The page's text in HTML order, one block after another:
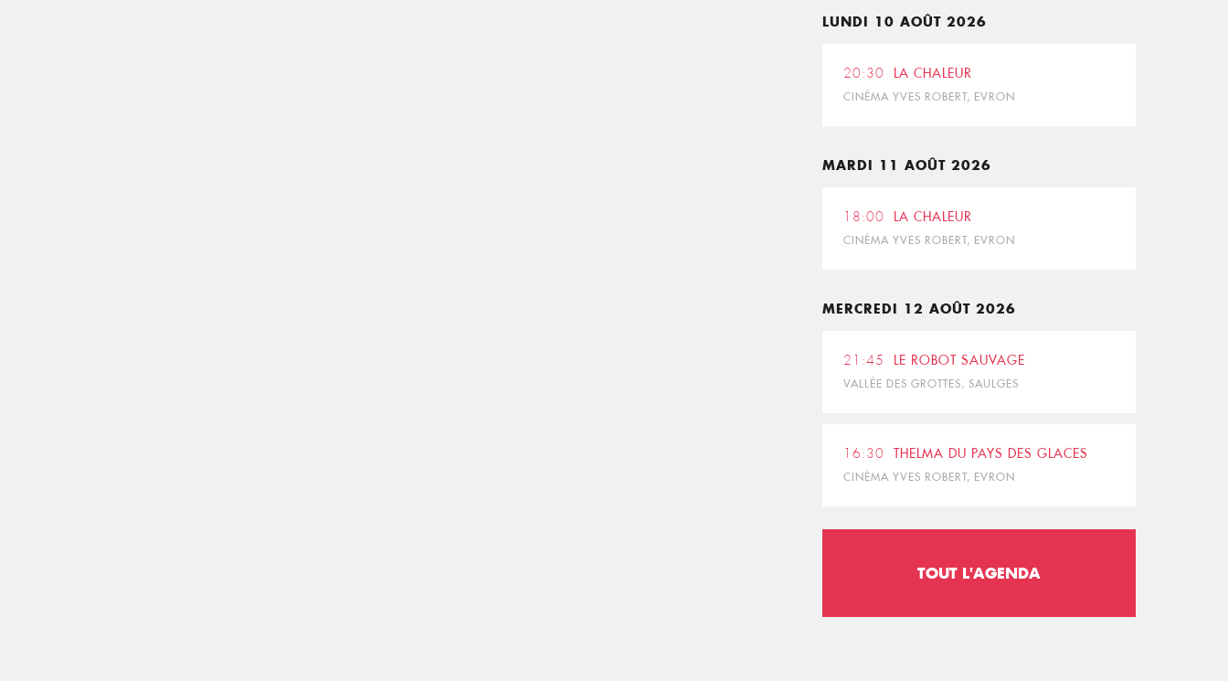
LUNDI 10 AOÛT 2026
20:30 LA CHALEUR
CINÉMA YVES ROBERT, EVRON
MARDI 11 AOÛT 2026
18:00 LA CHALEUR
CINÉMA YVES ROBERT, EVRON
MERCREDI 12 AOÛT 2026
21:45 LE ROBOT SAUVAGE
VALLÉE DES GROTTES, SAULGES
16:30 THELMA DU PAYS DES GLACES
CINÉMA YVES ROBERT, EVRON
TOUT L'AGENDA